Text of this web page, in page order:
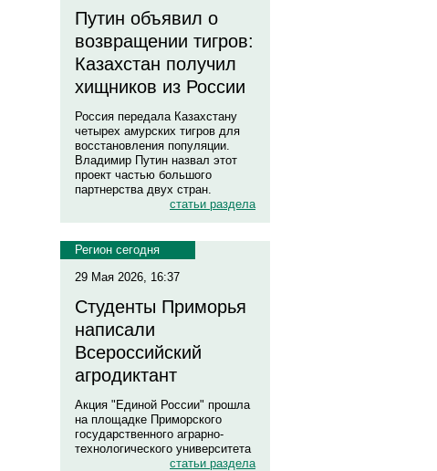
Путин объявил о
возвращении тигров:
Казахстан получил
хищников из России
Россия передала Казахстану
четырех амурских тигров для
восстановления популяции.
Владимир Путин назвал этот
проект частью большого
партнерства двух стран.
статьи раздела
Регион сегодня
29 Мая 2026, 16:37
Студенты Приморья
написали
Всероссийский
агродиктант
Акция "Единой России" прошла
на площадке Приморского
государственного аграрно-
технологического университета
статьи раздела